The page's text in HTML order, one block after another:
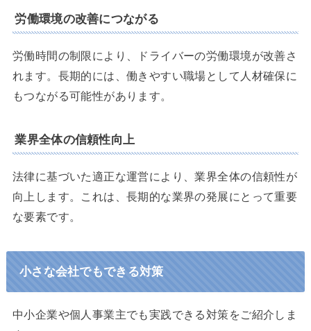
労働環境の改善につながる
労働時間の制限により、ドライバーの労働環境が改善さ
れます。長期的には、働きやすい職場として人材確保に
もつながる可能性があります。
業界全体の信頼性向上
法律に基づいた適正な運営により、業界全体の信頼性が
向上します。これは、長期的な業界の発展にとって重要
な要素です。
小さな会社でもできる対策
中小企業や個人事業主でも実践できる対策をご紹介しま